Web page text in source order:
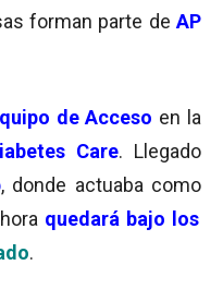
forman parte deAP
de Acceso en la
Care. Llegado
, donde actuaba como
quedará bajo los
.